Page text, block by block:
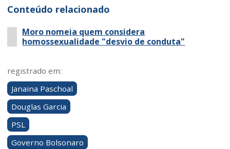
Conteúdo relacionado
Moro nomeia quem considera
homossexualidade "desvio de conduta"
registrado em:
Janaina Paschoal
Douglas Garcia
PSL
Governo Bolsonaro